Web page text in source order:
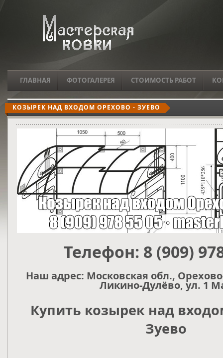
ГЛАВНАЯ ФОТОГАЛЕРЕЯ СТОИМОСТЬ РАБОТ
КОЗЫРЕК НАД ВХОДОМ ОРЕХОВО - ЗУЕВО
Телефон: 8 (909)
Наш адрес: Московская обл.,
Ликино-Дулёво, ул. 1
Купить козырек над
Зуево